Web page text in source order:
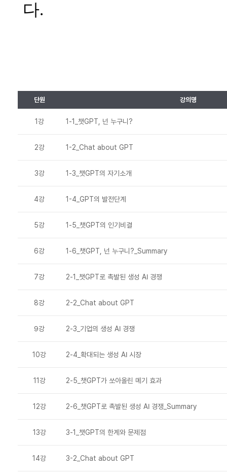
다.
단원 강의명
1강 1-1_챗GPT, 넌 누구니?
2강 1-2_Chat about GPT
3강 1-3_챗GPT의 자기소개
4강 1-4_GPT의 발전단계
5강 1-5_챗GPT의 인기비결
6강 1-6_챗GPT, 넌 누구니?_Summary
7강 2-1_챗GPT로 촉발된 생성 AI 경쟁
8강 2-2_Chat about GPT
9강 2-3_기업의 생성 AI 경쟁
10강 2-4_확대되는 생성 AI 시장
11강 2-5_챗GPT가 쏘아올린 메기 효과
12강 2-6_챗GPT로 촉발된 생성 AI 경쟁_Summary
13강 3-1_챗GPT의 한계와 문제점
14강 3-2_Chat about GPT